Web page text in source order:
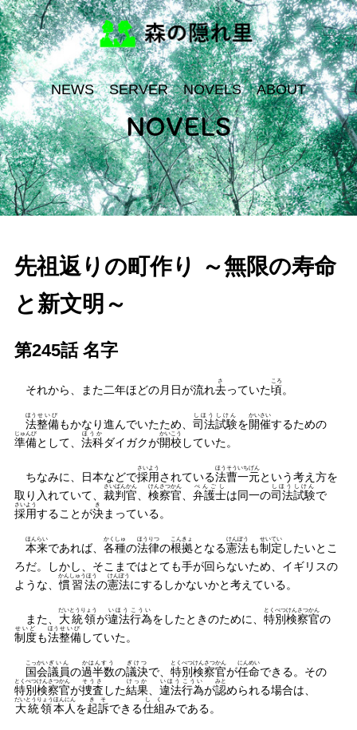
NEWS SERVER NOVELS ABOUT
NOVELS
先祖返りの町作り ～無限の寿命
と新文明～
第245話 名字
それから、また二年ほどの月日が流れ去
さ
っていた頃
ころ
。
法
ほう
整備
せいび
もかなり進んでいたため、 司法
しほう
試験
しけん
を開催
かいさい
するための
準備
じゅんび
として、 法科
ほうか
ダイガクが開校
かいこう
していた。
ちなみに、日本などで採用
さいよう
されている法曹
ほうそう
一元
いちげん
という考え方を
取り入れていて、 裁
さい
判官
ばんかん
検察官
けんさつかん
弁護士
べんごし
は同一の司法
しほう
試験
しけん
で
採用
さいよう
することが決
き
まっている。
本来
ほんらい
であれば、 各種
かくしゅ
の法律
ほうりつ
の根拠
こんきょ
となる憲法
けんぽう
も制定
せいてい
したいとこ
ろだ。しかし、そこまではとても手が回らないため、イギリスの
ような、慣習法
かんしゅうほう
の憲法
けんぽう
にするしかないかと考えている。
また、 大統領
だいとうりょう
が違法
いほう
行為
こうい
をしたときのために、 特別
とくべつ
検察官
けんさつかん
の
制度
せいど
も法
ほう
整備
せいび
していた。
国会
こっかい
議員
ぎいん
の過半数
かはんすう
の議決
ぎけつ
で、 特別
とくべつ
検察官
けんさつかん
が任命
にんめい
できる。その
特別
とくべつ
検察官
けんさつかん
が捜査
そうさ
した結果
けっか
、 違法
いほう
行為
こうい
が認
みと
められる場合は、
大統領
だいとうりょう
本人
ほんにん
を起訴
きそ
できる仕組
しく
みである。